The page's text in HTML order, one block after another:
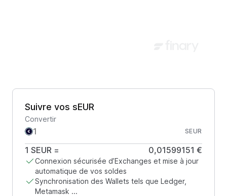
Suivre vos sEUR
Convertir
SEUR
1 SEUR = 0,01599151 €
Connexion sécurisée d’Exchanges et mise à jour
automatique de vos soldes
Synchronisation des Wallets tels que Ledger,
Metamask ...